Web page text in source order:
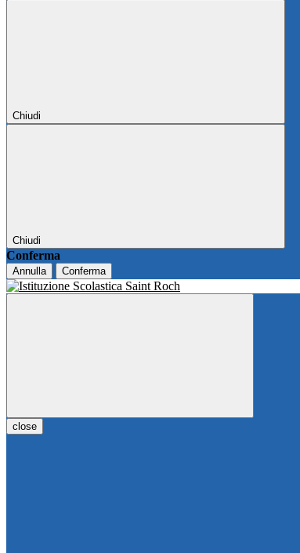
Chiudi
Chiudi
Conferma
Annulla Conferma
close